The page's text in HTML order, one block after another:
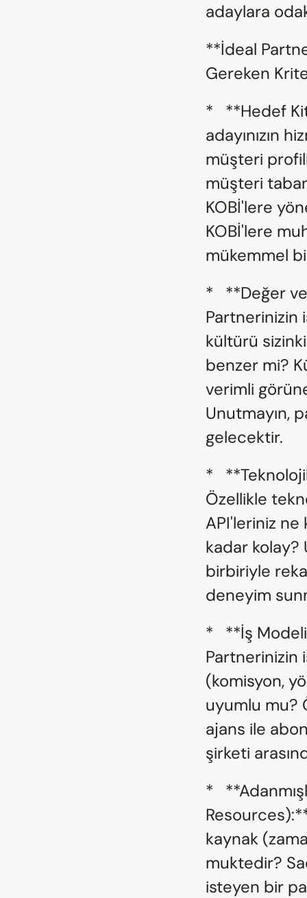
adaylara
**İdeal
Gereken
*   **Hedef
adayınızın
müşteri
müşteri
KOBİ'lere
KOBİ'lere
mükemmel
*   **Değer
Partnerinizin
kültürü
benzer mi?
verimli
Unutmayın,
gelecektir.
*
Özellikle
API'leriniz
kadar kolay?
birbiriyle
deneyim
*   **İş
Partnerinizin
(komisyon,
uyumlu mu?
ajans ile
şirketi
*
kaynak
muktedir?
isteyen bir